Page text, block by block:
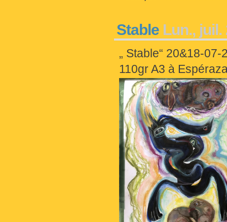
Stable Lun., juil.
„ Stable“ 20&18-
110gr A3 à